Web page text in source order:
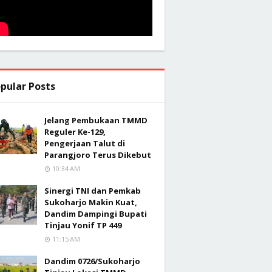
Posts
Jelang Pembukaan TMMD
Reguler Ke-129,
Pengerjaan Talut di
Parangjoro Terus Dikebut
10:34 AM
Sinergi TNI dan Pemkab
Sukoharjo Makin Kuat,
Dandim Dampingi Bupati
Tinjau Yonif TP 449
11:15 AM
Dandim 0726/Sukoharjo